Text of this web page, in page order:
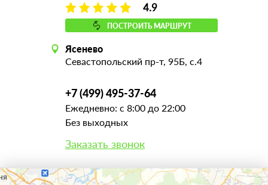
4.9
ПОСТРОИТЬ МАРШРУТ
Ясенево
Севастопольский пр-т, 95Б, с.4
+7 (499) 495-37-64
Ежедневно: с 8:00 до 22:00
Без выходных
Заказать звонок